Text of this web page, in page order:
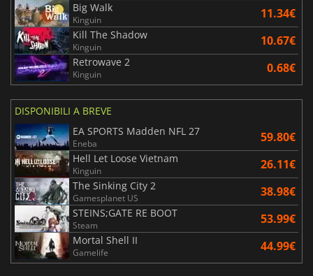
Big Walk
Kinguin 11.34€
Kill The Shadow
Kinguin 10.67€
Retrowave 2
Kinguin 0.68€
DISPONIBILI A BREVE
EA SPORTS Madden NFL 27
Eneba 59.80€
Hell Let Loose Vietnam
Kinguin 26.11€
The Sinking City 2
Gamesplanet US 38.98€
STEINS;GATE RE BOOT
Steam 53.99€
Mortal Shell II
Gamelife 44.99€